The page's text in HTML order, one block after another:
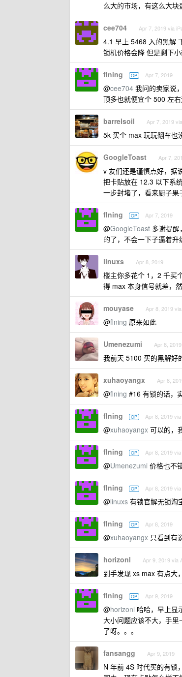
么大的市场，有这么大块
cee704 Apr 7, 2019 via
4.1 早上 5468 入的黑解
锁机价格会降 但是剩下
flning OP Apr 7, 2019
@cee704 我问的卖家说
顶多也就便宜个 500 左右
barrelsoil Apr 7, 2019
5k 买个 max 玩玩翻车也
GoogleToast Apr 7,
v 友们还是谨慎点好，据
把卡贴放在 12.3 以下系
一步封堵了，看来厨子果
flning OP Apr 7, 2019
@GoogleToast 多谢提
的了，不会一下子逼着升
linuxs Apr 8, 2019
楼主你多花个 1，2 千买
得 max 本身信号就差，
mouyase Apr 8, 2019
@flning 原来如此
Umenezumi Apr 8, 2019
我前天 5100 买的黑解好
xuhaoyangx Apr 8,
@flning #16 有锁的话，
flning OP Apr 8, 2019
@xuhaoyangx 可以的，
flning OP Apr 8, 2019
@Umenezumi 价格也不
flning OP Apr 8, 2019
@linuxs 有锁官解无锁淘
flning OP Apr 8, 2019
@xuhaoyangx 只看到有
horizonl Apr 9, 2019 via
到手发现 xs max 有点大
flning OP Apr 9, 2019
@horizonl 哈哈，早上显
大小问题应该不大，手
了呀。。。
fansangg Apr 9, 2019
N 年前 4S 时代买的有锁